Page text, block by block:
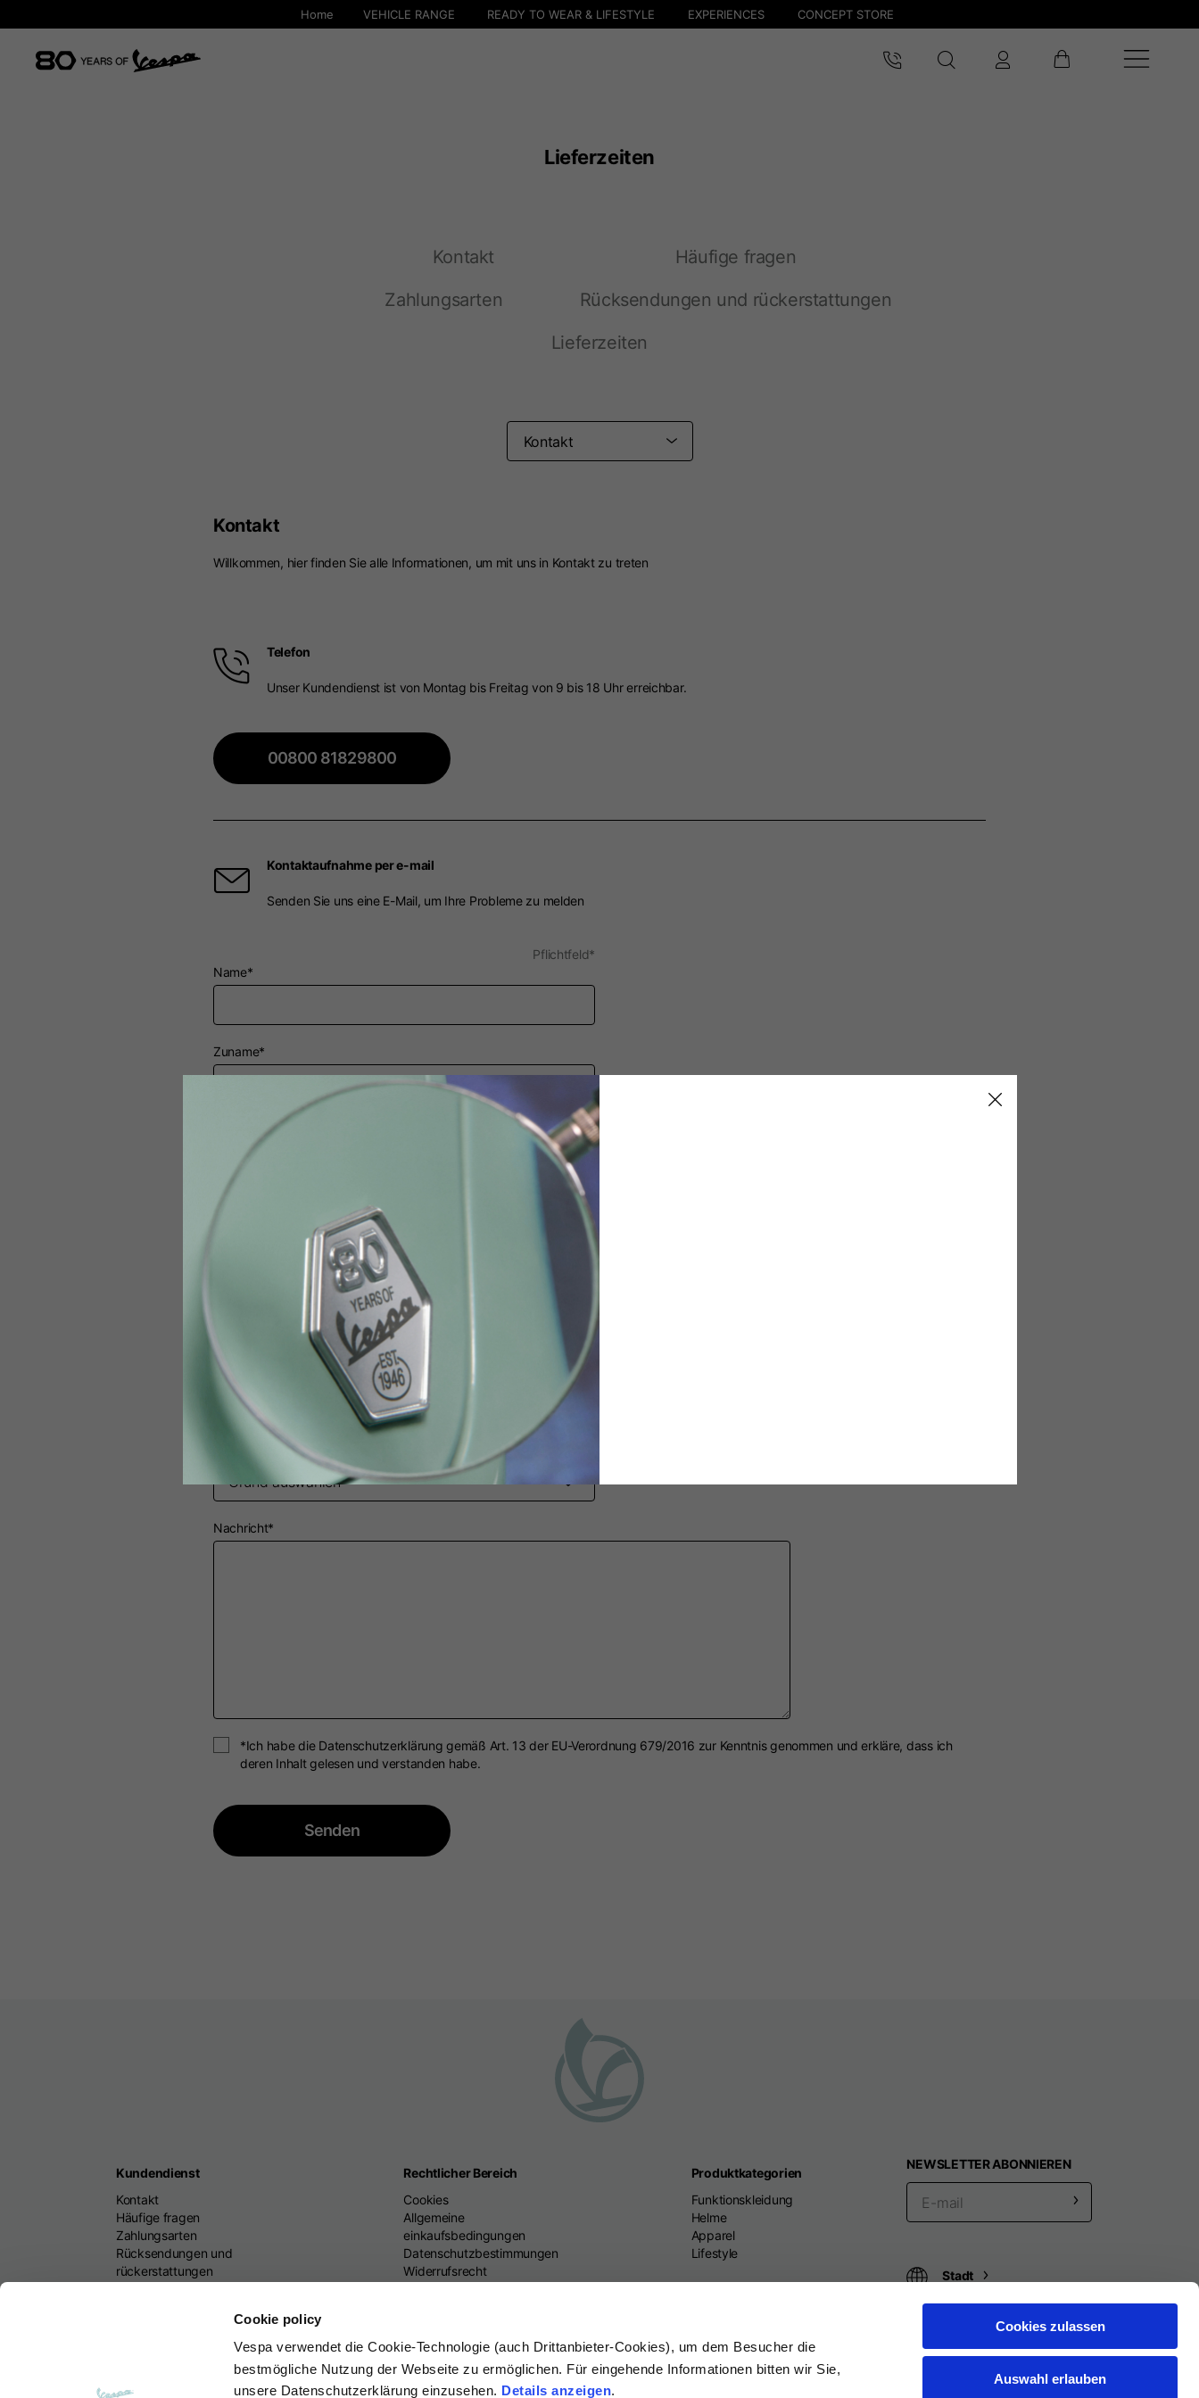
Cookie policy
Vespa verwendet die Cookie-Technologie (auch Drittanbieter-Cookies), um dem Besucher die
bestmögliche Nutzung der Webseite zu ermöglichen. Für eingehende Informationen bitten wir Sie,
unsere Datenschutzerklärung einzusehen. Details anzeigen.
Cookies zulassen
Auswahl erlauben
Home VEHICLE RANGE READY TO WEAR & LIFESTYLE EXPERIENCES CONCEPT STORE
Lieferzeiten
Kontakt
Häufige fragen
Zahlungsarten
Rücksendungen und rückerstattungen
Lieferzeiten
Kontakt
Willkommen, hier finden Sie alle Informationen, um mit uns in Kontakt zu treten
Telefon
Unser Kundendienst ist von Montag bis Freitag von 9 bis 18 Uhr erreichbar.
00800 81829800
Kontaktaufnahme per e-mail
Senden Sie uns eine E-Mail, um Ihre Probleme zu melden
Pflichtfeld*
Name*
Zuname*
Vorwahl*
Telefonnummer*
e-mail*
Grund*
Nachricht*
*Ich habe die Datenschutzerklärung gemäß Art. 13 der EU-Verordnung 679/2016 zur Kenntnis genommen und erkläre, dass ich
deren Inhalt gelesen und verstanden habe.
Senden
Kundendienst
Kontakt
Häufige fragen
Zahlungsarten
Rücksendungen und
rückerstattungen
Rechtlicher Bereich
Cookies
Allgemeine
einkaufsbedingungen
Datenschutzbestimmungen
Widerrufsrecht
Produktkategorien
Funktionskleidung
Helme
Apparel
Lifestyle
NEWSLETTER ABONNIEREN
Stadt
Wählen Sie Ihren Ort
Der Katalog und die verfügbaren Dienstleistungen können je nach Ort variieren.
Italien
Belgien